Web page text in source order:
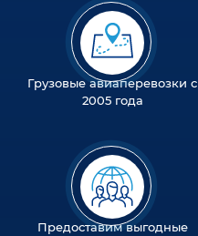
Грузовые авиаперевозки с
2005 года
Предоставим выгодные